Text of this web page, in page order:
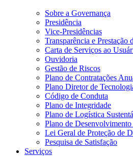
Sobre a Governança
Presidência
Vice-Presidências
Transparência e Prestação
Carta de Serviços ao
Ouvidoria
Gestão de Riscos
Plano de Contratações
Plano Diretor de
Código de Conduta
Plano de Integridade
Plano de Logística
Plano de
Lei Geral de Proteção de
Pesquisa de Satisfação
Serviços